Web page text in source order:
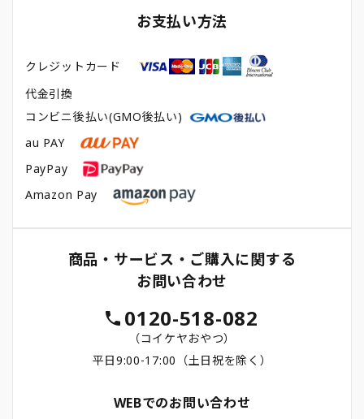
お支払い方法
クレジットカード
代金引換
コンビニ後払い(GMO後払い)
au PAY
PayPay
Amazon Pay
商品・サービス・ご購入に関する
お問い合わせ
0120-518-082
（コイケヤおやつ）
平日9:00-17:00（土日祝を除く）
WEBでのお問い合わせ